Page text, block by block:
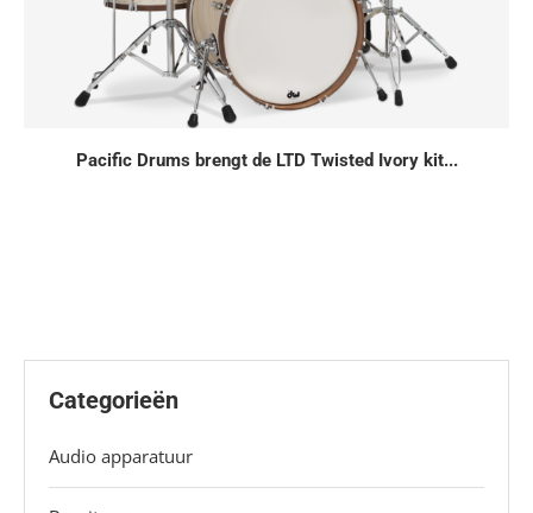
Pacific Drums brengt de LTD Twisted Ivory kit...
Categorieën
Audio apparatuur